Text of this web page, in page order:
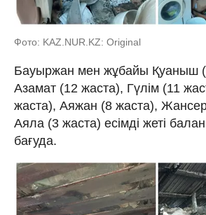
Фото: KAZ.NUR.KZ: Original
Бауыржан мен жұбайы Қуаныш
Азамат (12 жаста), Гүлім (11
жаста), Аяжан (8 жаста),
Аяла (3 жаста) есімді жеті
бағуда.